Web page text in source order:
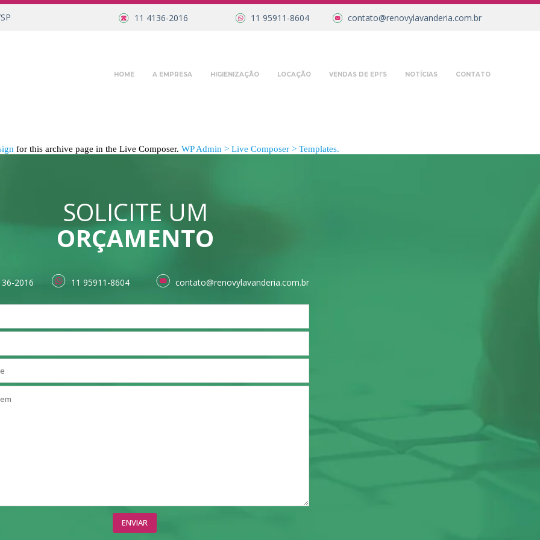
11 4136-2016 11 95911-8604 contato@renovylavanderia.com.br
HOME A EMPRESA HIGIENIZAÇÃO LOCAÇÃO VENDAS DE EPI’S NOTÍCIAS CONTATO
for this archive page in the Live Composer. WP Admin > Live Composer > Templates.
SOLICITE UM
ORÇAMENTO
2016 11 95911-8604 contato@renovylavanderia.com.br